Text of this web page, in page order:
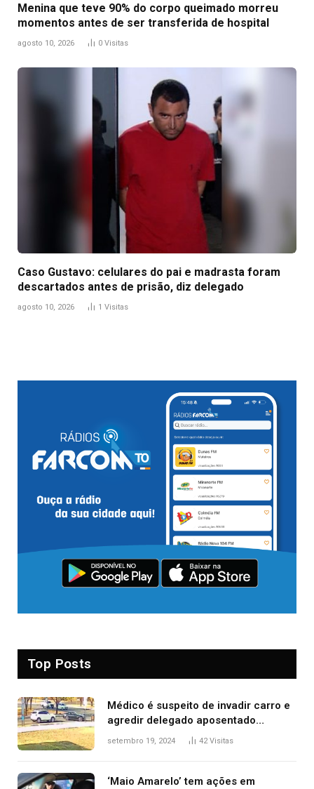
Menina que teve 90% do corpo queimado morreu
momentos antes de ser transferida de hospital
agosto 10, 2026 0 Visitas
Caso Gustavo: celulares do pai e madrasta foram
descartados antes de prisão, diz delegado
agosto 10, 2026 1 Visitas
Top Posts
Médico é suspeito de invadir carro e
agredir delegado aposentado
durante confusão no trânsito
setembro 19, 2024 42Visitas
‘Maio Amarelo’ tem ações em